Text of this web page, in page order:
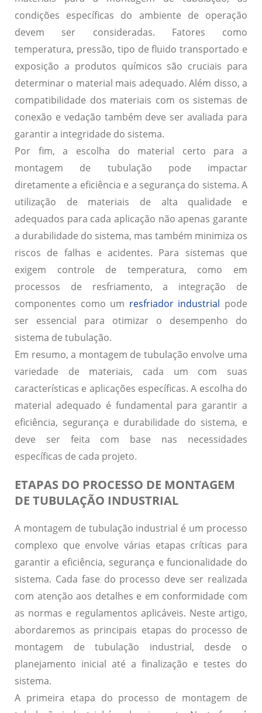
condições específicas do ambiente de operação
devem ser consideradas. Fatores como
temperatura, pressão, tipo de fluido transportado e
exposição a produtos químicos são cruciais para
determinar o material mais adequado. Além disso, a
compatibilidade dos materiais com os sistemas de
conexão e vedação também deve ser avaliada para
garantir a integridade do sistema.
Por fim, a escolha do material certo para a
montagem de tubulação pode impactar
diretamente a eficiência e a segurança do sistema. A
utilização de materiais de alta qualidade e
adequados para cada aplicação não apenas garante
a durabilidade do sistema, mas também minimiza os
riscos de falhas e acidentes. Para sistemas que
exigem controle de temperatura, como em
processos de resfriamento, a integração de
componentes como um resfriador industrial pode
ser essencial para otimizar o desempenho do
sistema de tubulação.
Em resumo, a montagem de tubulação envolve uma
variedade de materiais, cada um com suas
características e aplicações específicas. A escolha do
material adequado é fundamental para garantir a
eficiência, segurança e durabilidade do sistema, e
deve ser feita com base nas necessidades
específicas de cada projeto.
ETAPAS DO PROCESSO DE MONTAGEM
DE TUBULAÇÃO INDUSTRIAL
A montagem de tubulação industrial é um processo
complexo que envolve várias etapas críticas para
garantir a eficiência, segurança e funcionalidade do
sistema. Cada fase do processo deve ser realizada
com atenção aos detalhes e em conformidade com
as normas e regulamentos aplicáveis. Neste artigo,
abordaremos as principais etapas do processo de
montagem de tubulação industrial, desde o
planejamento inicial até a finalização e testes do
sistema.
A primeira etapa do processo de montagem de